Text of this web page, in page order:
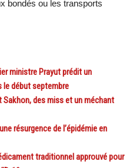
bondés ou les transports
ministre Prayut prédit un
début septembre
Sakhon, des miss et un méchant
résurgence de l’épidémie en
traditionnel approuvé pour